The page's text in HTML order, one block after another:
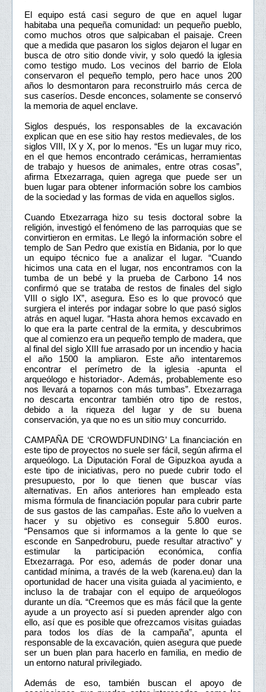
El equipo está casi seguro de que en aquel lugar
habitaba una pequeña comunidad: un pequeño pueblo,
como muchos otros que salpicaban el paisaje. Creen
que a medida que pasaron los siglos dejaron el lugar en
busca de otro sitio donde vivir, y solo quedó la iglesia
como testigo mudo. Los vecinos del barrio de Elola
conservaron el pequeño templo, pero hace unos 200
años lo desmontaron para reconstruirlo más cerca de
sus caseríos. Desde enconces, solamente se conservó
la memoria de aquel enclave.
Siglos después, los responsables de la excavación
explican que en ese sitio hay restos medievales, de los
siglos VIII, IX y X, por lo menos. “Es un lugar muy rico,
en el que hemos encontrado cerámicas, herramientas
de trabajo y huesos de animales, entre otras cosas”,
afirma Etxezarraga, quien agrega que puede ser un
buen lugar para obtener información sobre los cambios
de la sociedad y las formas de vida en aquellos siglos.
Cuando Etxezarraga hizo su tesis doctoral sobre la
religión, investigó el fenómeno de las parroquias que se
convirtieron en ermitas. Le llegó la información sobre el
templo de San Pedro que existía en Bidania, por lo que
un equipo técnico fue a analizar el lugar. “Cuando
hicimos una cata en el lugar, nos encontramos con la
tumba de un bebé y la prueba de Carbono 14 nos
confirmó que se trataba de restos de finales del siglo
VIII o siglo IX”, asegura. Eso es lo que provocó que
surgiera el interés por indagar sobre lo que pasó siglos
atrás en aquel lugar. “Hasta ahora hemos excavado en
lo que era la parte central de la ermita, y descubrimos
que al comienzo era un pequeño templo de madera, que
al final del siglo XIII fue arrasado por un incendio y hacia
el año 1500 la ampliaron. Este año intentaremos
encontrar el perímetro de la iglesia -apunta el
arqueólogo e historiador-. Además, probablemente eso
nos llevará a toparnos con más tumbas”. Etxezarraga
no descarta encontrar también otro tipo de restos,
debido a la riqueza del lugar y de su buena
conservación, ya que no es un sitio muy concurrido.
CAMPAÑA DE ‘CROWDFUNDING’ La financiación en
este tipo de proyectos no suele ser fácil, según afirma el
arqueólogo. La Diputación Foral de Gipuzkoa ayuda a
este tipo de iniciativas, pero no puede cubrir todo el
presupuesto, por lo que tienen que buscar vías
alternativas. En años anteriores han empleado esta
misma fórmula de financiación popular para cubrir parte
de sus gastos de las campañas. Este año lo vuelven a
hacer y su objetivo es conseguir 5.800 euros.
“Pensamos que si informamos a la gente lo que se
esconde en Sanpedroburu, puede resultar atractivo” y
estimular la participación económica, confía
Etxezarraga. Por eso, además de poder donar una
cantidad mínima, a través de la web (karena.eu) dan la
oportunidad de hacer una visita guiada al yacimiento, e
incluso la de trabajar con el equipo de arqueólogos
durante un día. “Creemos que es más fácil que la gente
ayude a un proyecto así si pueden aprender algo con
ello, así que es posible que ofrezcamos visitas guiadas
para todos los días de la campaña”, apunta el
responsable de la excavación, quien asegura que puede
ser un buen plan para hacerlo en familia, en medio de
un entorno natural privilegiado.
Además de eso, también buscan el apoyo de